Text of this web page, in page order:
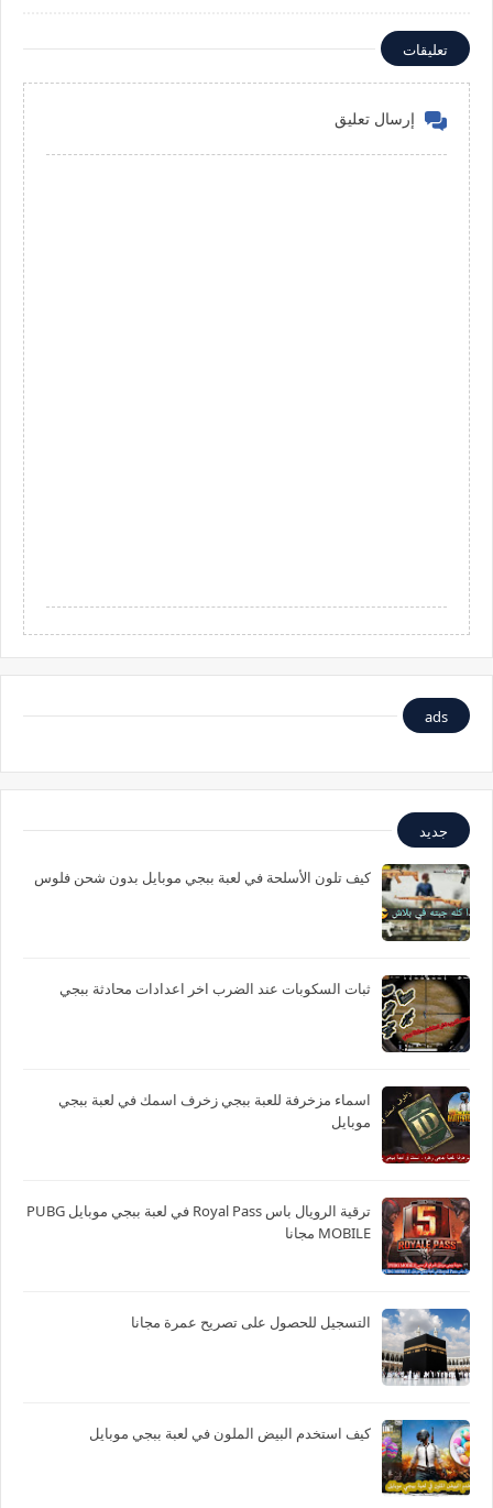
تعليقات
إرسال تعليق
ads
جديد
كيف تلون الأسلحة في لعبة ببجي موبايل بدون شحن فلوس
ثبات السكوبات عند الضرب اخر اعدادات محادثة ببجي
اسماء مزخرفة للعبة ببجي زخرف اسمك في لعبة ببجي
موبايل
ترقية الرويال باس Royal Pass في لعبة ببجي موبايل PUBG
MOBILE مجانا
التسجيل للحصول على تصريح عمرة مجانا
كيف استخدم البيض الملون في لعبة ببجي موبايل